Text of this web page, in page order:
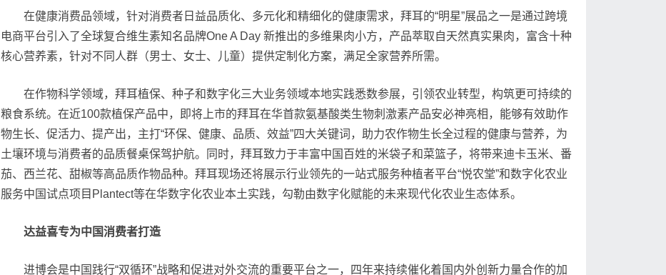
在健康消费品领域，针对消费者日益品质化、多元化和精细化的健康需求，拜耳的“明星”展品之一是通过跨境
电商平台引入了全球复合维生素知名品牌One A Day 新推出的多维果肉小方，产品萃取自天然真实果肉，富含十种
核心营养素，针对不同人群（男士、女士、儿童）提供定制化方案，满足全家营养所需。
在作物科学领域，拜耳植保、种子和数字化三大业务领域本地实践悉数参展，引领农业转型，构筑更可持续的
粮食系统。在近100款植保产品中，即将上市的拜耳在华首款氨基酸类生物刺激素产品安必神亮相，能够有效助作
物生长、促活力、提产出，主打“环保、健康、品质、效益”四大关键词，助力农作物生长全过程的健康与营养，为
土壤环境与消费者的品质餐桌保驾护航。同时，拜耳致力于丰富中国百姓的米袋子和菜篮子，将带来迪卡玉米、番
茄、西兰花、甜椒等高品质作物品种。拜耳现场还将展示行业领先的一站式服务种植者平台“悦农堂”和数字化农业
服务中国试点项目Plantect等在华数字化农业本土实践，勾勒由数字化赋能的未来现代化农业生态体系。
达益喜专为中国消费者打造
进博会是中国践行“双循环”战略和促进对外交流的重要平台之一，四年来持续催化着国内外创新力量合作的加